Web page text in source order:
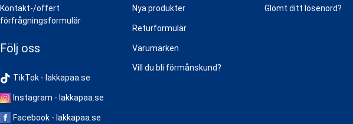
Kontakt-/offert
förfrågningsformulär
Följ oss
TikTok - lakkapaa.se
Instagram - lakkapaa.se
Facebook - lakkapaa.se
Nya produkter
Returformulär
Varumärken
Vill du bli förmånskund?
Glömt ditt lösenord?